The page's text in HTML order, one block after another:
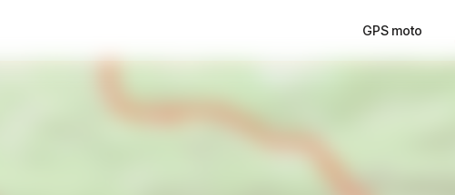
GPS moto